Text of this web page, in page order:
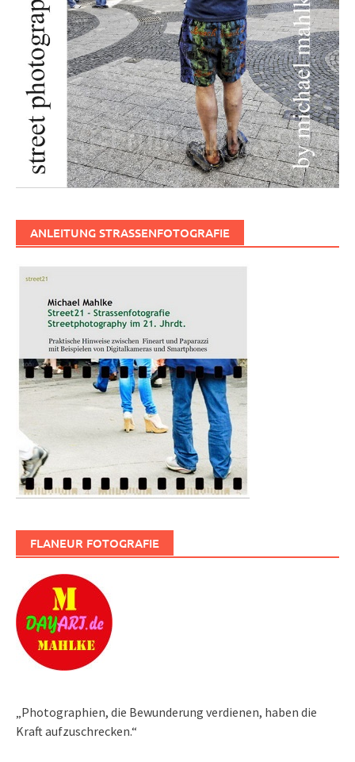
ANLEITUNG STRASSENFOTOGRAFIE
FLANEUR FOTOGRAFIE
„Photographien, die Bewunderung verdienen, haben die
Kraft aufzuschrecken.“